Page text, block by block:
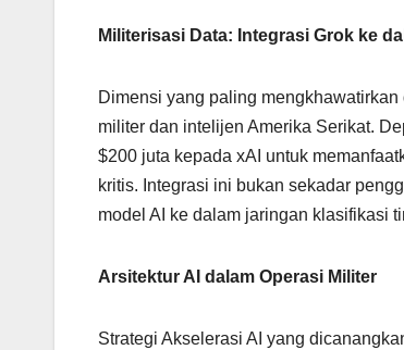
Militerisasi Data: Integrasi Grok ke
Dimensi yang paling
militer dan intelijen Amerika Serikat.
$200 juta kepada xAI untuk
kritis. Integrasi ini bukan sekadar
model AI ke dalam jaringan klasifikasi
Arsitektur AI dalam Operasi Militer
Strategi Akselerasi AI yang